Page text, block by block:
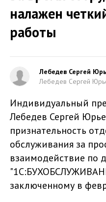
налажен
работы
Лебедев Сергей
Лебедев Сергей
Индивидуальный
Лебедев Сергей
признательность
обслуживания за
взаимодействие по
заключенному в